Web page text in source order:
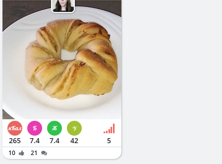
265 7.4 7.4 42 5
10
21